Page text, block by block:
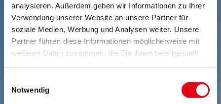
analysieren. Außerdem geben wir Informationen zu Ihrer
Verwendung unserer Website an unsere Partner für
soziale Medien, Werbung und Analysen weiter. Unsere
Partner führen diese Informationen möglicherweise mit
weiteren Daten zusammen, die Sie ihnen bereitgestellt
Notwendig